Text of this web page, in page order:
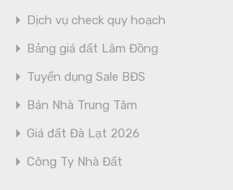
Dịch vụ check quy hoạch
Bảng giá đất Lâm Đồng
Tuyển dụng Sale BĐS
Bán Nhà Trung Tâm
Giá đất Đà Lạt 2026
Công Ty Nhà Đất